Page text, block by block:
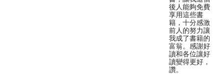
後人能夠免費
享用這些書
籍，十分感激
前人的努力讓
我成了書籍的
富翁。感謝好
讀和各位讓好
讀變得更好，
讚。